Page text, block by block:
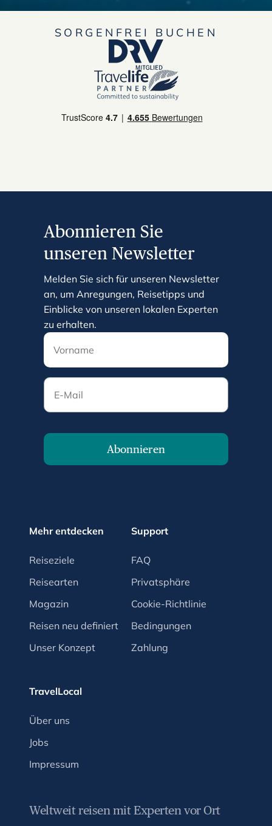
SORGENFREI BUCHEN
Abonnieren Sie
unseren Newsletter
Melden Sie sich für unseren Newsletter
an, um Anregungen, Reisetipps und
Einblicke von unseren lokalen Experten
zu erhalten.
E-Mail
Abonnieren
Mehr entdecken
Reiseziele
Reisearten
Magazin
Reisen neu definiert
Unser Konzept
Support
FAQ
Privatsphäre
Cookie-Richtlinie
Bedingungen
Zahlung
TravelLocal
Über uns
Jobs
Impressum
Weltweit reisen mit Experten vor Ort